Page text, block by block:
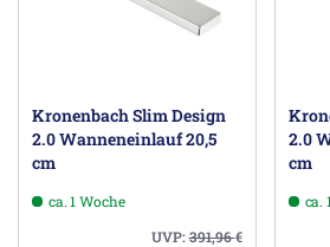
Kronenbach Slim Design
2.0 Wanneneinlauf 20,5
cm
ca. 1 Woche
UVP:391,96€
2.0
cm
ca.